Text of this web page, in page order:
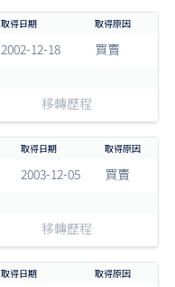
2002-12-18 買賣
移轉歷程
2003-12-05 買賣
移轉歷程